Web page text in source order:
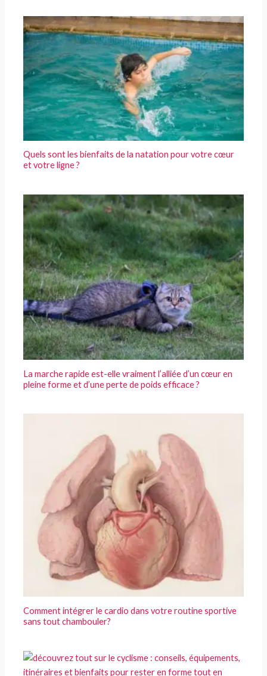
Quels sont les bienfaits de la natation pour votre cœur
et votre ligne ?
La marche rapide est-elle vraiment l’alliée d’un cœur en
pleine forme et d’une perte de poids efficace ?
Comment intégrer le cardio dans votre routine sportive
sans tout chambouler?